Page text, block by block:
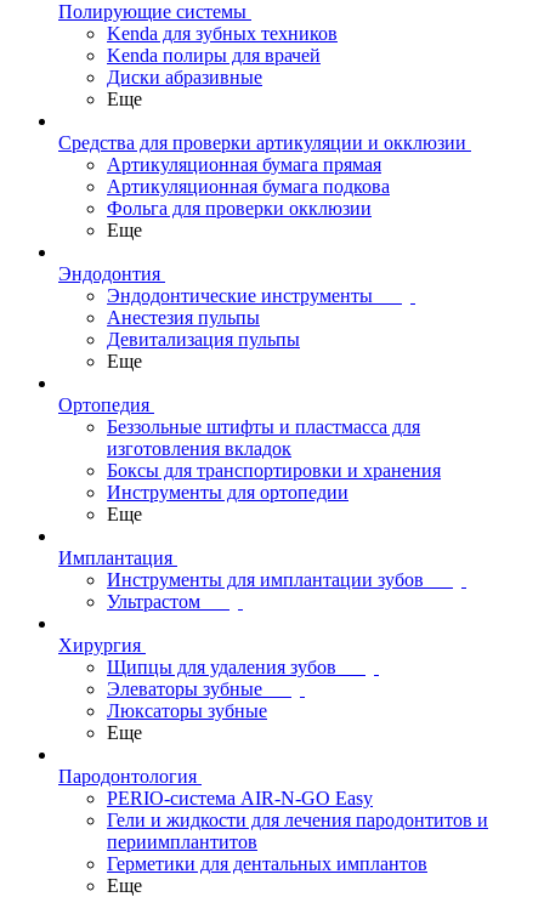
Полирующие системы
Kenda для зубных техников
Kenda полиры для врачей
Диски абразивные
Еще
Средства для проверки артикуляции и окклюзии
Артикуляционная бумага прямая
Артикуляционная бумага подкова
Фольга для проверки окклюзии
Еще
Эндодонтия
Эндодонтические инструменты
Анестезия пульпы
Девитализация пульпы
Еще
Ортопедия
Беззольные штифты и пластмасса для
изготовления вкладок
Боксы для транспортировки и хранения
Инструменты для ортопедии
Еще
Имплантация
Инструменты для имплантации зубов
Ультрастом
Хирургия
Щипцы для удаления зубов
Элеваторы зубные
Люксаторы зубные
Еще
Пародонтология
PERIO-система AIR-N-GO Easy
Гели и жидкости для лечения пародонтитов и
периимплантитов
Герметики для дентальных имплантов
Еще